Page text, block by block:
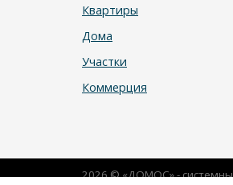
Квартиры
Дома
Участки
Коммерция
2026 © «ДОМОС» -